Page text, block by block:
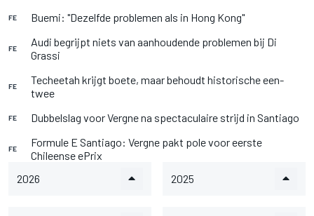
FE Buemi: "Dezelfde problemen als in Hong Kong"
FE
Audi begrijpt niets van aanhoudende problemen bij Di
Grassi
FE
Techeetah krijgt boete, maar behoudt historische een-
twee
FE Dubbelslag voor Vergne na spectaculaire strijd in Santiago
FE
Formule E Santiago: Vergne pakt pole voor eerste
Chileense ePrix
2026
2025